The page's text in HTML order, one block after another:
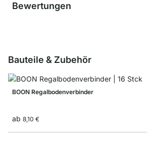
Bewertungen
Bauteile & Zubehör
BOON Regalbodenverbinder
ab 8,10 €